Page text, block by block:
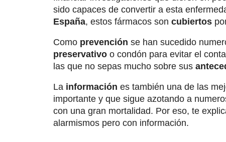
sido capaces de convertir a esta
España, estos fármacos son cubiertos
Como prevención se han sucedido
preservativo o condón para evitar el
las que no sepas mucho sobre sus
La información es también una de las
importante y que sigue azotando a
con una gran mortalidad. Por eso, te
alarmismos pero con información.